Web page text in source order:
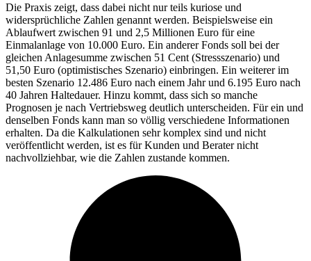
Die Praxis zeigt, dass dabei nicht nur teils kuriose und
widersprüchliche Zahlen genannt werden. Beispielsweise ein
Ablaufwert zwischen 91 und 2,5 Millionen Euro für eine
Einmalanlage von 10.000 Euro. Ein anderer Fonds soll bei der
gleichen Anlagesumme zwischen 51 Cent (Stressszenario) und
51,50 Euro (optimistisches Szenario) einbringen. Ein weiterer im
besten Szenario 12.486 Euro nach einem Jahr und 6.195 Euro nach
40 Jahren Haltedauer. Hinzu kommt, dass sich so manche
Prognosen je nach Vertriebsweg deutlich unterscheiden. Für ein und
denselben Fonds kann man so völlig verschiedene Informationen
erhalten. Da die Kalkulationen sehr komplex sind und nicht
veröffentlicht werden, ist es für Kunden und Berater nicht
nachvollziehbar, wie die Zahlen zustande kommen.